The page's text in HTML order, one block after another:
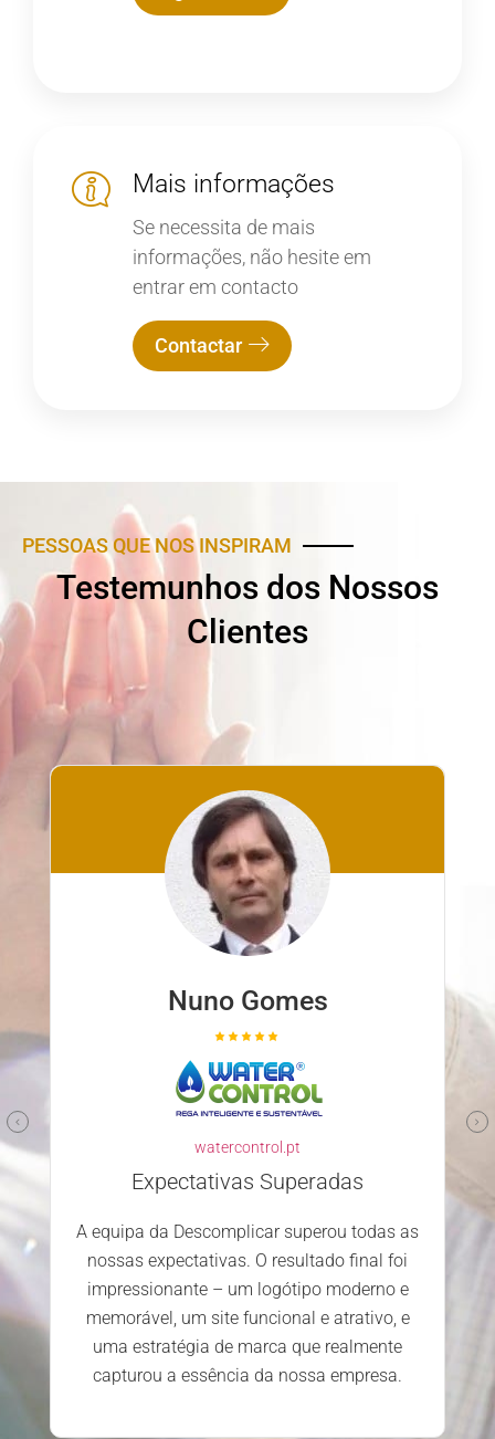
Mais informações
Se necessita de mais
informações, não hesite em
entrar em contacto
Contactar
PESSOAS QUE NOS INSPIRAM
Testemunhos dos Nossos
Clientes
todas as
final foi
e
Nuno Ferreira
familyclinic.pt
Parceiro confiável e competente
Escolher a Descomplicar.pt para
desenvolver o nosso site foi uma
decisão. Desde o primeiro contacto, a
equipa mostrou-se profissional, atenciosa
dedicada. Estamos extremamente
satisfeitos com o serviço prestado e os
resultados alcançados.